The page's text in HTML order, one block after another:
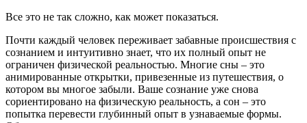
Все это не так сложно, как может показаться.
Почти каждый человек переживает забавные происшествия с
сознанием и интуитивно знает, что их полный опыт не
ограничен физической реальностью. Многие сны – это
анимированные открытки, привезенные из путешествия, о
котором вы многое забыли. Ваше сознание уже снова
сориентировано на физическую реальность, а сон – это
попытка перевести глубинный опыт в узнаваемые формы.